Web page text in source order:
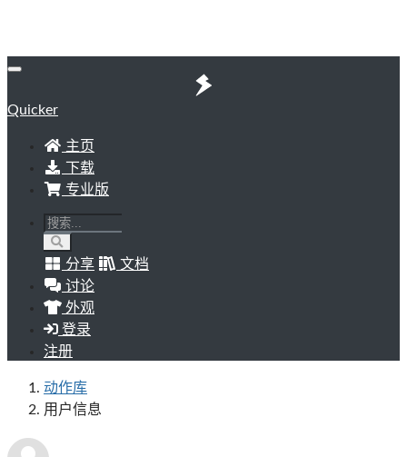
Quicker
主页
下载
专业版
分享
文档
讨论
外观
登录
注册
动作库
用户信息